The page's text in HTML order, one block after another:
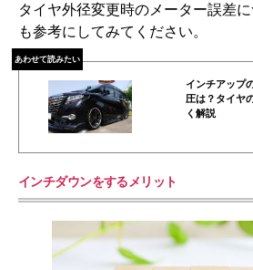
タイヤ外径変更時のメーター誤差
も参考にしてみてください。
あわせて読みたい
インチアップ
圧は？タイヤ
く解説
インチダウンをするメリット